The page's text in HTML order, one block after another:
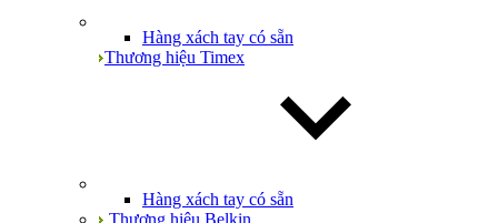
Hàng xách tay có sẵn
Thương hiệu Timex
Hàng xách tay có sẵn
Thương hiệu Belkin